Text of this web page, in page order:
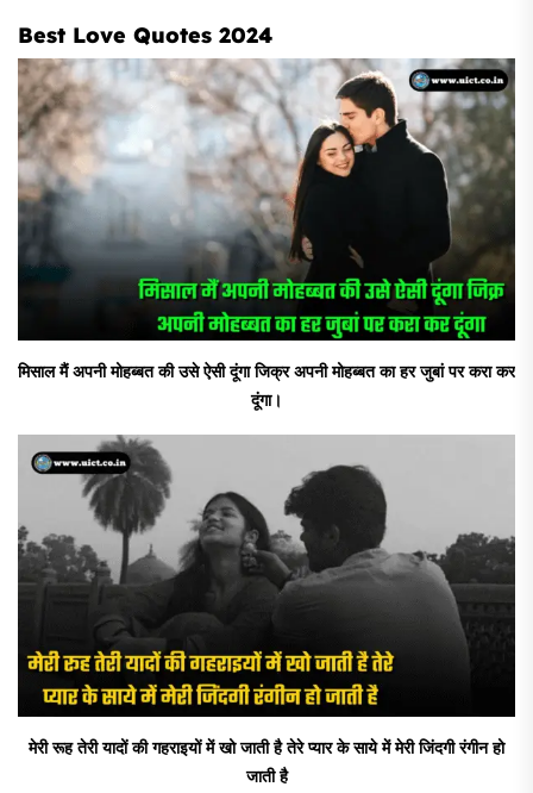
Best Love Quotes 2024
मिसाल मैं अपनी मोहब्बत की उसे ऐसी दूंगा जिक्र अपनी मोहब्बत का हर जुबां पर करा कर
दूंगा।
मेरी रूह तेरी यादों की गहराइयों में खो जाती है तेरे प्यार के साये में मेरी जिंदगी रंगीन हो
जाती है